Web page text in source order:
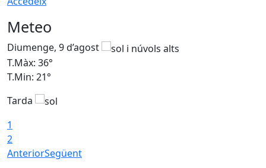
Meteo
Diumenge, 9 d’agost
T.Màx: 36°
T.Min: 21°
Tarda
1
2
AnteriorSegüent